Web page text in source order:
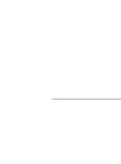
otros